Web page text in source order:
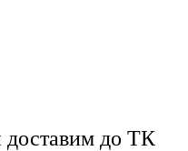
доставим до ТК